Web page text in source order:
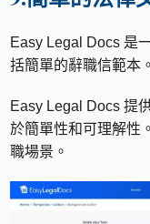
Easy Legal Docs 是
括簡單的辭職信範本。
Easy Legal Docs 提
於簡單性和可理解性
職場景。